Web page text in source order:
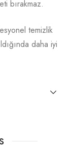
bırakmaz.
temizlik
daha iyi